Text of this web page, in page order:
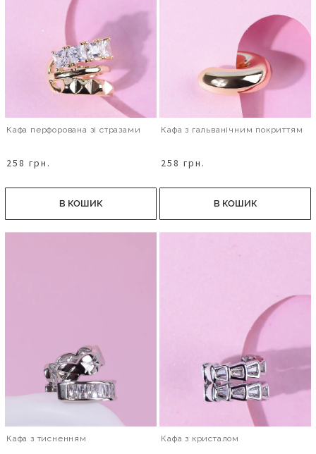
Кафа перфорована зі стразами
258 грн.
В КОШИК
Кафа з гальванічним покриттям
258 грн.
В КОШИК
Кафа з тисненням Кафа з кристалом